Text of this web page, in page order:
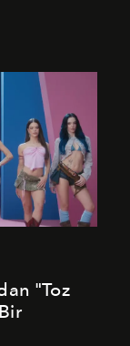
"Toz